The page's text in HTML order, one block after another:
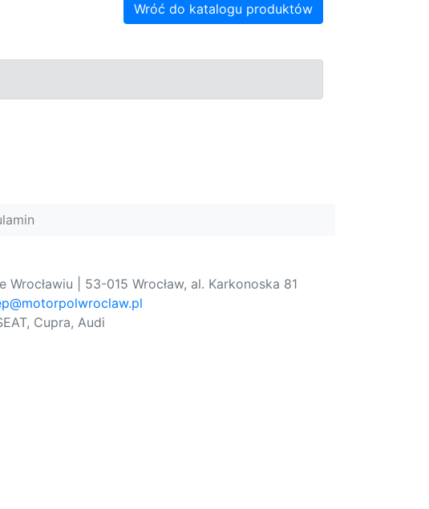
Wróć do katalogu produktów
| 53-015 Wrocław, al. Karkonoska 81
Cupra, Audi